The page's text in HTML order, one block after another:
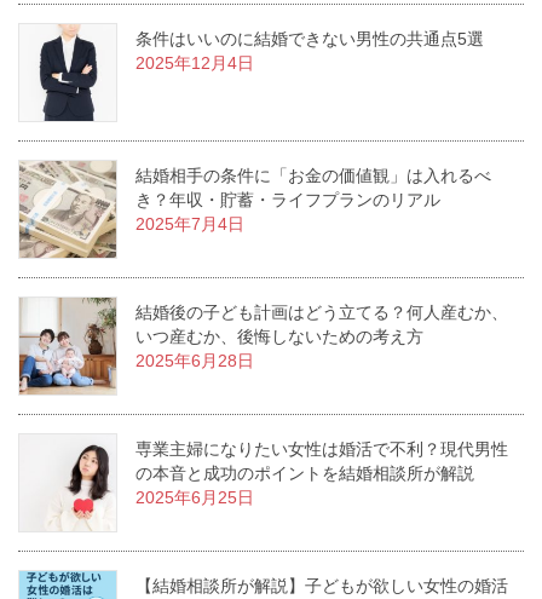
条件はいいのに結婚できない男性の共通点5選
2025年12月4日
結婚相手の条件に「お金の価値観」は入れるべ
き？年収・貯蓄・ライフプランのリアル
2025年7月4日
結婚後の子ども計画はどう立てる？何人産むか、
いつ産むか、後悔しないための考え方
2025年6月28日
専業主婦になりたい女性は婚活で不利？現代男性
の本音と成功のポイントを結婚相談所が解説
2025年6月25日
【結婚相談所が解説】子どもが欲しい女性の婚活